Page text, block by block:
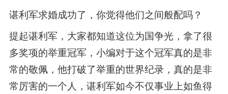
谌利军求婚成功了，你觉得他们之间般配吗？
提起谌利军，大家都知道这位为国争光，拿了很
多奖项的举重冠军，小编对于这个冠军真的是非
常的敬佩，他打破了举重的世界纪录，真的是非
常厉害的一个人，谌利军如今不仅事业上如鱼得